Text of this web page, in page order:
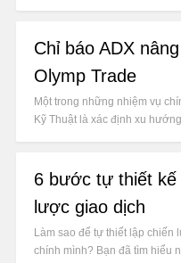
Chỉ báo ADX
Olymp Trade
Một trong những nhiệm vụ
Kỹ Thuật là xác định xu
6 bước tự thiết kế
lược giao dịch
Làm sao để tự thiết lập chiến
chính mình? Bạn đã tìm hiểu